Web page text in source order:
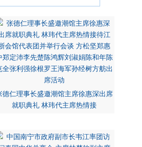
德仁理事长盛邀潮馆主席徐惠深出席
就职典礼 林玮代主席热情接